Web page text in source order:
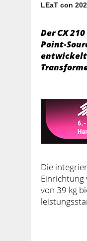
LEaT con
Der CX
Point-
entwickelt
Die
Einrichtung
von 39 kg